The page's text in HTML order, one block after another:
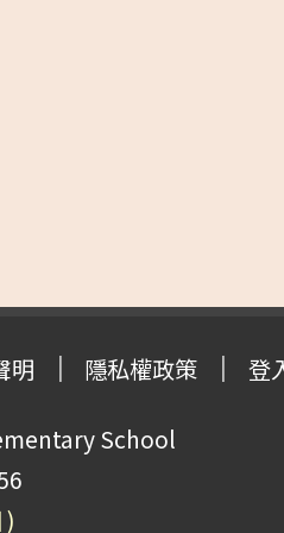
明 隱私權政策 登
School
)